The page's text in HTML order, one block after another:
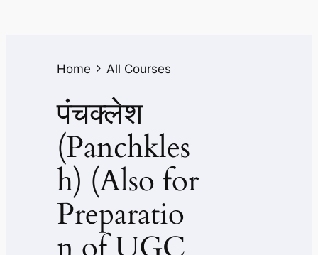
Home All Courses
पंचक्लेश
(Panchkles
h) (Also for
Preparatio